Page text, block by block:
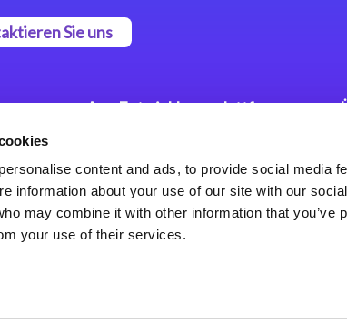
content and ads, to provide social media
information about your use of our site with our
may combine it with other information that you’ve
your use of their services.
Sie uns
App Entwicklungsplattform
Plattform
Magic xpa Web Application
Framework